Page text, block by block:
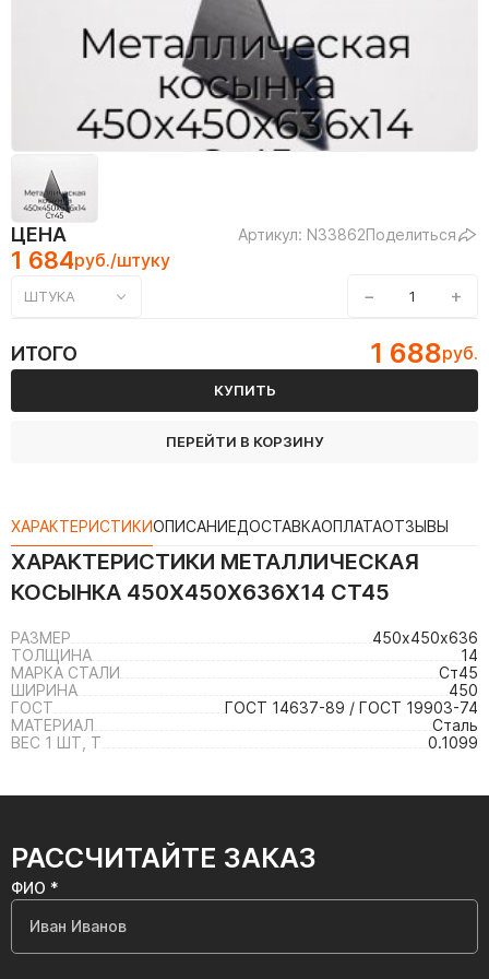
ЦЕНА Артикул: N33862Поделиться
1 684руб./штуку
ШТУКА − +
ИТОГО 1 688руб.
КУПИТЬ
ПЕРЕЙТИ В КОРЗИНУ
ХАРАКТЕРИСТИКИОПИСАНИЕДОСТАВКАОПЛАТАОТЗЫВЫ
ХАРАКТЕРИСТИКИ МЕТАЛЛИЧЕСКАЯ
КОСЫНКА 450Х450Х636Х14 СТ45
РАЗМЕР
450х450х636
ТОЛЩИНА
14
МАРКА СТАЛИ
Ст45
ШИРИНА
450
ГОСТ
ГОСТ 14637-89 / ГОСТ 19903-74
МАТЕРИАЛ
Сталь
ВЕС 1 ШТ, Т
0.1099
РАССЧИТАЙТЕ ЗАКАЗ
ФИО *